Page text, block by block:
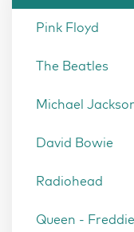
Pink Floyd
The Beatles
Michael
David Bowie
Radiohead
Queen -